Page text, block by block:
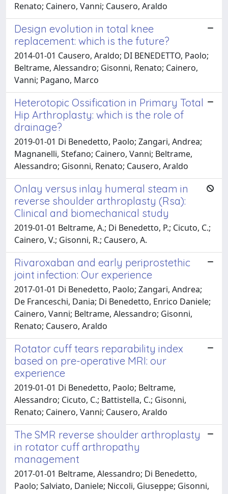
Renato; Cainero, Vanni; Causero, Araldo
Design evolution in total knee
replacement: which is the future?
2014-01-01 Causero, Araldo; DI BENEDETTO, Paolo;
Beltrame, Alessandro; Gisonni, Renato; Cainero,
Vanni; Pagano, Marco
Heterotopic Ossification in Primary Total
Hip Arthroplasty: which is the role of
drainage?
2019-01-01 Di Benedetto, Paolo; Zangari, Andrea;
Magnanelli, Stefano; Cainero, Vanni; Beltrame,
Alessandro; Gisonni, Renato; Causero, Araldo
Onlay versus inlay humeral steam in
reverse shoulder arthroplasty (Rsa):
Clinical and biomechanical study
2019-01-01 Beltrame, A.; Di Benedetto, P.; Cicuto, C.;
Cainero, V.; Gisonni, R.; Causero, A.
Rivaroxaban and early periprostethic
joint infection: Our experience
2017-01-01 Di Benedetto, Paolo; Zangari, Andrea;
De Franceschi, Dania; Di Benedetto, Enrico Daniele;
Cainero, Vanni; Beltrame, Alessandro; Gisonni,
Renato; Causero, Araldo
Rotator cuff tears reparability index
based on pre-operative MRI: our
experience
2019-01-01 Di Benedetto, Paolo; Beltrame,
Alessandro; Cicuto, C.; Battistella, C.; Gisonni,
Renato; Cainero, Vanni; Causero, Araldo
The SMR reverse shoulder arthroplasty
in rotator cuff arthropathy
management
2017-01-01 Beltrame, Alessandro; Di Benedetto,
Paolo; Salviato, Daniele; Niccoli, Giuseppe; Gisonni,